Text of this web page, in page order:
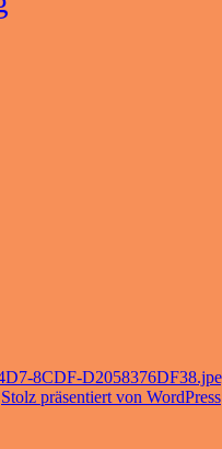
Stolz präsentiert von WordPress